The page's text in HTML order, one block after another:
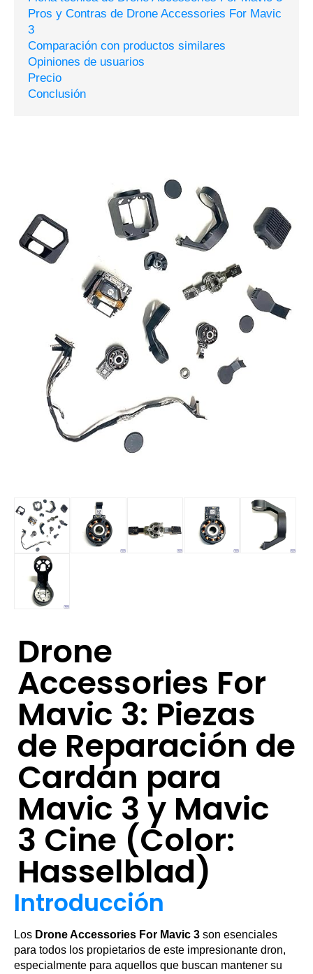
Pros y Contras de Drone Accessories For Mavic
3
Comparación con productos similares
Opiniones de usuarios
Precio
Conclusión
Drone
Accessories For
Mavic 3: Piezas
de Reparación de
Cardán para
Mavic 3 y Mavic
3 Cine (Color:
Hasselblad)
Introducción
Los Drone Accessories For Mavic 3 son esenciales
para todos los propietarios de este impresionante dron,
especialmente para aquellos que buscan mantener su